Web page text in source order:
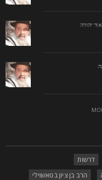
דרשות
הרב בן ציון בטאשוילי